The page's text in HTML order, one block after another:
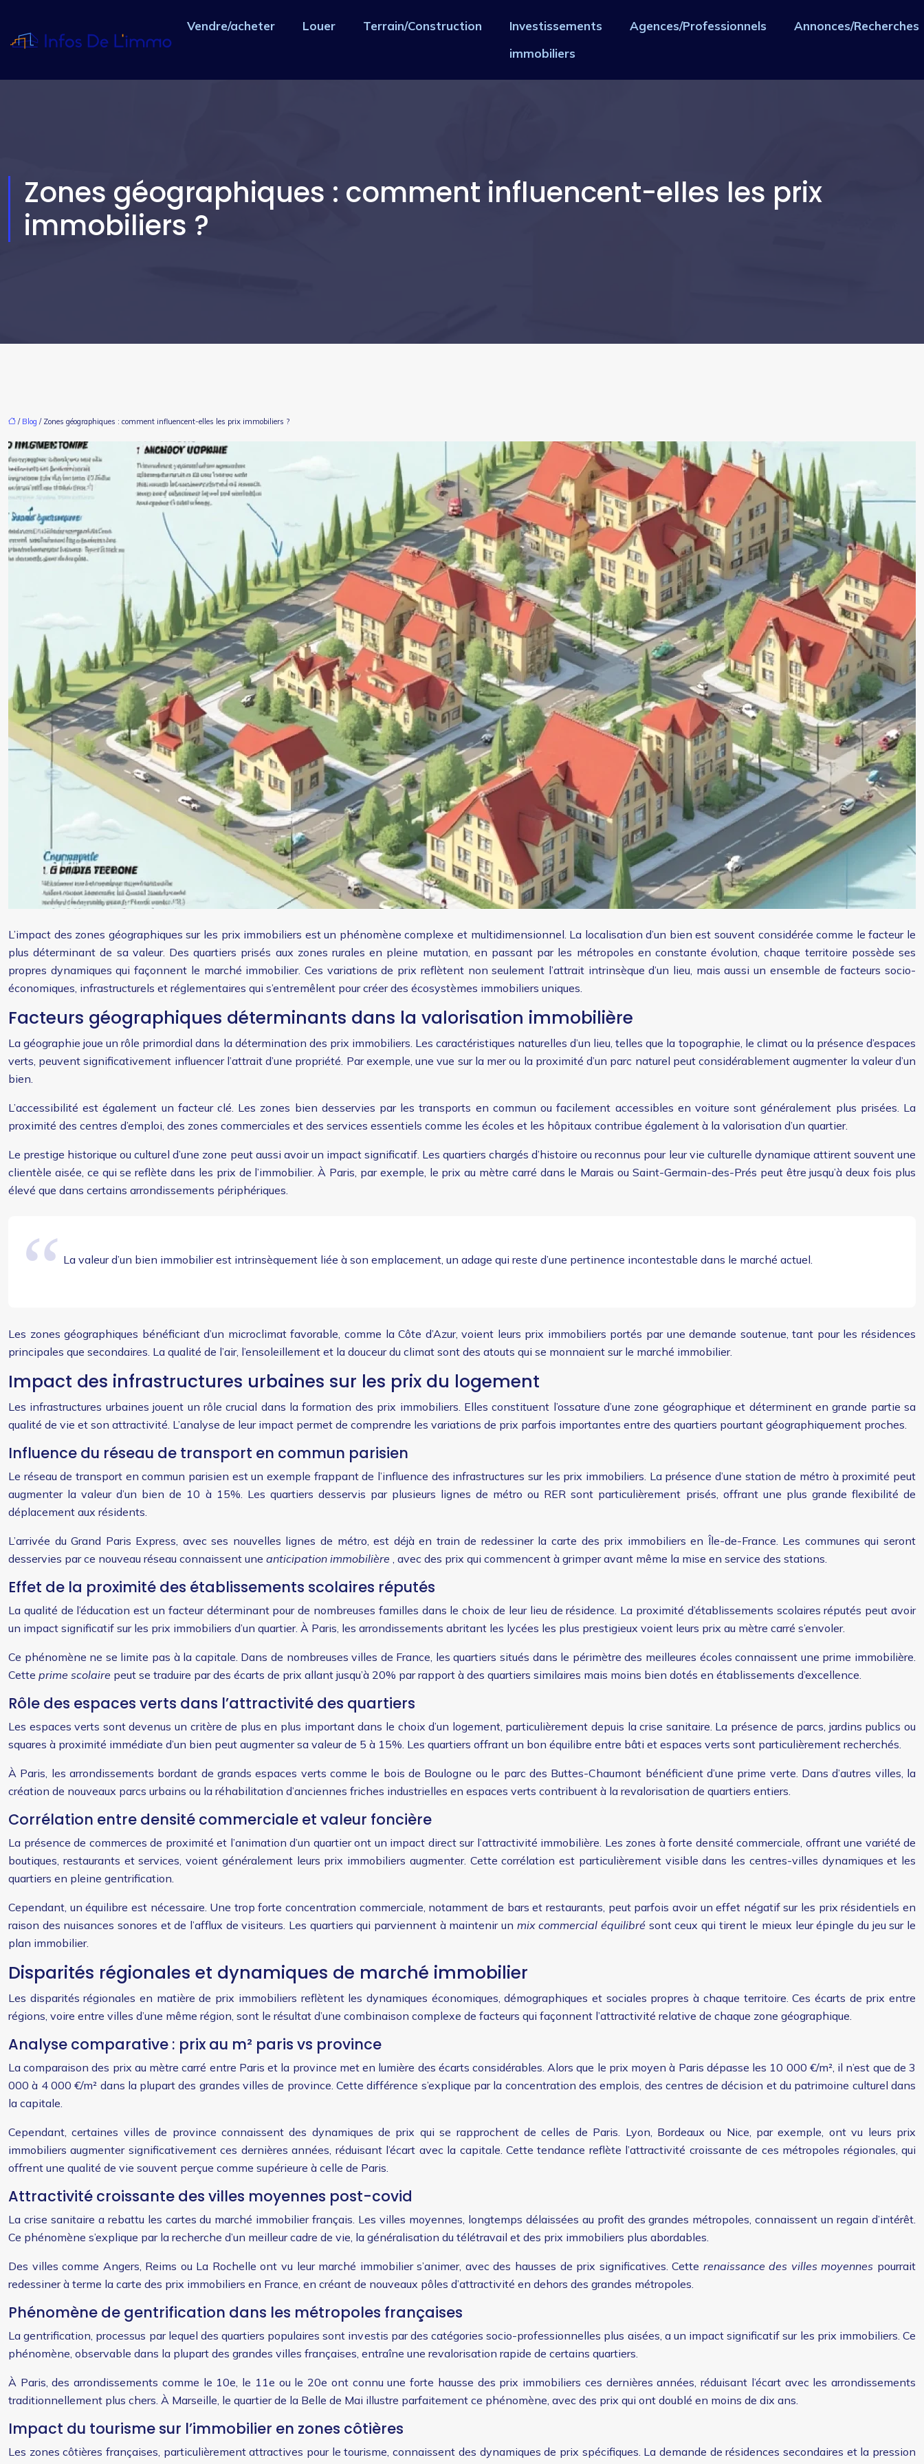
Vendre/acheter Louer Terrain/Construction
Investissements
immobiliers
Agences/Professionnels Annonces/Recherches
Zones géographiques : comment influencent-elles les prix
immobiliers ?
/ Blog / Zones géographiques : comment influencent-elles les prix immobiliers ?
L’impact des zones géographiques sur les prix immobiliers est un phénomène complexe et multidimensionnel. La localisation d’un bien est souvent considérée comme le facteur le
plus déterminant de sa valeur. Des quartiers prisés aux zones rurales en pleine mutation, en passant par les métropoles en constante évolution, chaque territoire possède ses
propres dynamiques qui façonnent le marché immobilier. Ces variations de prix reflètent non seulement l’attrait intrinsèque d’un lieu, mais aussi un ensemble de facteurs socio-
économiques, infrastructurels et réglementaires qui s’entremêlent pour créer des écosystèmes immobiliers uniques.
Facteurs géographiques déterminants dans la valorisation immobilière
La géographie joue un rôle primordial dans la détermination des prix immobiliers. Les caractéristiques naturelles d’un lieu, telles que la topographie, le climat ou la présence d’espaces
verts, peuvent significativement influencer l’attrait d’une propriété. Par exemple, une vue sur la mer ou la proximité d’un parc naturel peut considérablement augmenter la valeur d’un
bien.
L’accessibilité est également un facteur clé. Les zones bien desservies par les transports en commun ou facilement accessibles en voiture sont généralement plus prisées. La
proximité des centres d’emploi, des zones commerciales et des services essentiels comme les écoles et les hôpitaux contribue également à la valorisation d’un quartier.
Le prestige historique ou culturel d’une zone peut aussi avoir un impact significatif. Les quartiers chargés d’histoire ou reconnus pour leur vie culturelle dynamique attirent souvent une
clientèle aisée, ce qui se reflète dans les prix de l’immobilier. À Paris, par exemple, le prix au mètre carré dans le Marais ou Saint-Germain-des-Prés peut être jusqu’à deux fois plus
élevé que dans certains arrondissements périphériques.
La valeur d’un bien immobilier est intrinsèquement liée à son emplacement, un adage qui reste d’une pertinence incontestable dans le marché actuel.
Les zones géographiques bénéficiant d’un microclimat favorable, comme la Côte d’Azur, voient leurs prix immobiliers portés par une demande soutenue, tant pour les résidences
principales que secondaires. La qualité de l’air, l’ensoleillement et la douceur du climat sont des atouts qui se monnaient sur le marché immobilier.
Impact des infrastructures urbaines sur les prix du logement
Les infrastructures urbaines jouent un rôle crucial dans la formation des prix immobiliers. Elles constituent l’ossature d’une zone géographique et déterminent en grande partie sa
qualité de vie et son attractivité. L’analyse de leur impact permet de comprendre les variations de prix parfois importantes entre des quartiers pourtant géographiquement proches.
Influence du réseau de transport en commun parisien
Le réseau de transport en commun parisien est un exemple frappant de l’influence des infrastructures sur les prix immobiliers. La présence d’une station de métro à proximité peut
augmenter la valeur d’un bien de 10 à 15%. Les quartiers desservis par plusieurs lignes de métro ou RER sont particulièrement prisés, offrant une plus grande flexibilité de
déplacement aux résidents.
L’arrivée du Grand Paris Express, avec ses nouvelles lignes de métro, est déjà en train de redessiner la carte des prix immobiliers en Île-de-France. Les communes qui seront
desservies par ce nouveau réseau connaissent une anticipation immobilière , avec des prix qui commencent à grimper avant même la mise en service des stations.
Effet de la proximité des établissements scolaires réputés
La qualité de l’éducation est un facteur déterminant pour de nombreuses familles dans le choix de leur lieu de résidence. La proximité d’établissements scolaires réputés peut avoir
un impact significatif sur les prix immobiliers d’un quartier. À Paris, les arrondissements abritant les lycées les plus prestigieux voient leurs prix au mètre carré s’envoler.
Ce phénomène ne se limite pas à la capitale. Dans de nombreuses villes de France, les quartiers situés dans le périmètre des meilleures écoles connaissent une prime immobilière.
Cette prime scolaire peut se traduire par des écarts de prix allant jusqu’à 20% par rapport à des quartiers similaires mais moins bien dotés en établissements d’excellence.
Rôle des espaces verts dans l’attractivité des quartiers
Les espaces verts sont devenus un critère de plus en plus important dans le choix d’un logement, particulièrement depuis la crise sanitaire. La présence de parcs, jardins publics ou
squares à proximité immédiate d’un bien peut augmenter sa valeur de 5 à 15%. Les quartiers offrant un bon équilibre entre bâti et espaces verts sont particulièrement recherchés.
À Paris, les arrondissements bordant de grands espaces verts comme le bois de Boulogne ou le parc des Buttes-Chaumont bénéficient d’une prime verte. Dans d’autres villes, la
création de nouveaux parcs urbains ou la réhabilitation d’anciennes friches industrielles en espaces verts contribuent à la revalorisation de quartiers entiers.
Corrélation entre densité commerciale et valeur foncière
La présence de commerces de proximité et l’animation d’un quartier ont un impact direct sur l’attractivité immobilière. Les zones à forte densité commerciale, offrant une variété de
boutiques, restaurants et services, voient généralement leurs prix immobiliers augmenter. Cette corrélation est particulièrement visible dans les centres-villes dynamiques et les
quartiers en pleine gentrification.
Cependant, un équilibre est nécessaire. Une trop forte concentration commerciale, notamment de bars et restaurants, peut parfois avoir un effet négatif sur les prix résidentiels en
raison des nuisances sonores et de l’afflux de visiteurs. Les quartiers qui parviennent à maintenir un mix commercial équilibré sont ceux qui tirent le mieux leur épingle du jeu sur le
plan immobilier.
Disparités régionales et dynamiques de marché immobilier
Les disparités régionales en matière de prix immobiliers reflètent les dynamiques économiques, démographiques et sociales propres à chaque territoire. Ces écarts de prix entre
régions, voire entre villes d’une même région, sont le résultat d’une combinaison complexe de facteurs qui façonnent l’attractivité relative de chaque zone géographique.
Analyse comparative : prix au m² paris vs province
La comparaison des prix au mètre carré entre Paris et la province met en lumière des écarts considérables. Alors que le prix moyen à Paris dépasse les 10 000 €/m², il n’est que de 3
000 à 4 000 €/m² dans la plupart des grandes villes de province. Cette différence s’explique par la concentration des emplois, des centres de décision et du patrimoine culturel dans
la capitale.
Cependant, certaines villes de province connaissent des dynamiques de prix qui se rapprochent de celles de Paris. Lyon, Bordeaux ou Nice, par exemple, ont vu leurs prix
immobiliers augmenter significativement ces dernières années, réduisant l’écart avec la capitale. Cette tendance reflète l’attractivité croissante de ces métropoles régionales, qui
offrent une qualité de vie souvent perçue comme supérieure à celle de Paris.
Attractivité croissante des villes moyennes post-covid
La crise sanitaire a rebattu les cartes du marché immobilier français. Les villes moyennes, longtemps délaissées au profit des grandes métropoles, connaissent un regain d’intérêt.
Ce phénomène s’explique par la recherche d’un meilleur cadre de vie, la généralisation du télétravail et des prix immobiliers plus abordables.
Des villes comme Angers, Reims ou La Rochelle ont vu leur marché immobilier s’animer, avec des hausses de prix significatives. Cette renaissance des villes moyennes pourrait
redessiner à terme la carte des prix immobiliers en France, en créant de nouveaux pôles d’attractivité en dehors des grandes métropoles.
Phénomène de gentrification dans les métropoles françaises
La gentrification, processus par lequel des quartiers populaires sont investis par des catégories socio-professionnelles plus aisées, a un impact significatif sur les prix immobiliers. Ce
phénomène, observable dans la plupart des grandes villes françaises, entraîne une revalorisation rapide de certains quartiers.
À Paris, des arrondissements comme le 10e, le 11e ou le 20e ont connu une forte hausse des prix immobiliers ces dernières années, réduisant l’écart avec les arrondissements
traditionnellement plus chers. À Marseille, le quartier de la Belle de Mai illustre parfaitement ce phénomène, avec des prix qui ont doublé en moins de dix ans.
Impact du tourisme sur l’immobilier en zones côtières
Les zones côtières françaises, particulièrement attractives pour le tourisme, connaissent des dynamiques de prix spécifiques. La demande de résidences secondaires et la pression